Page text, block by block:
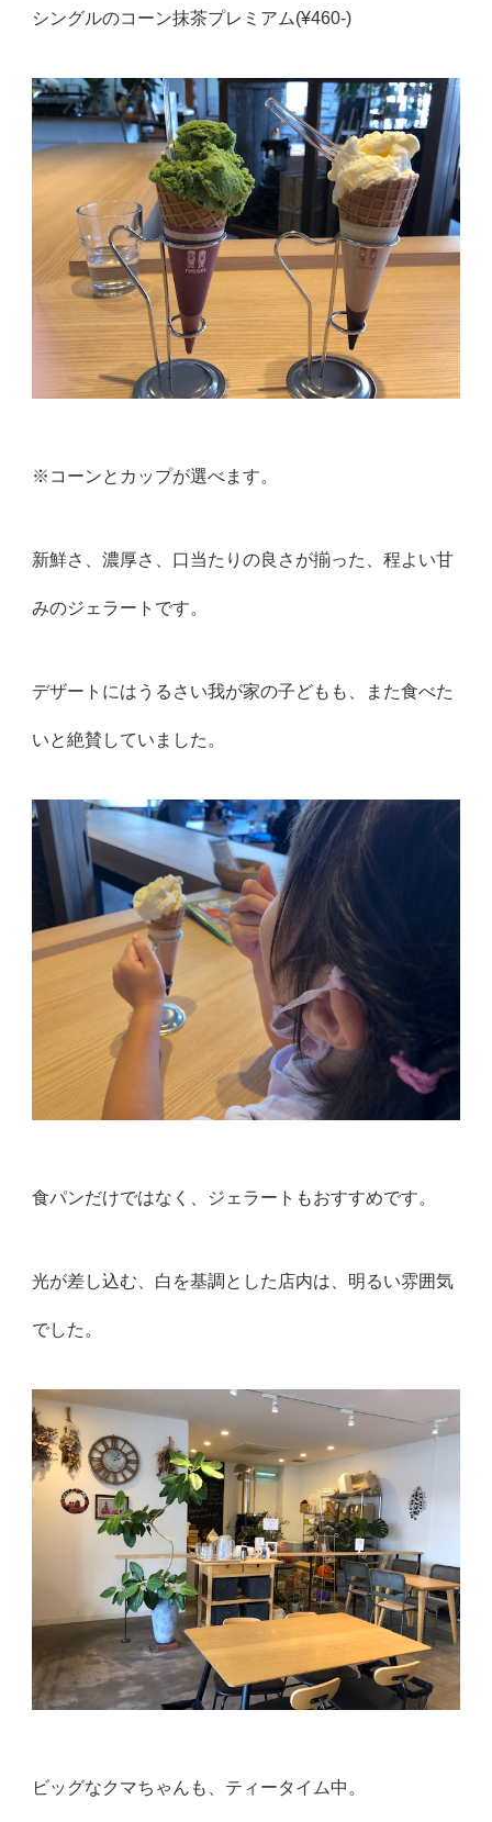
シングルのコーン抹茶プレミアム(¥460-)
※コーンとカップが選べます。
新鮮さ、濃厚さ、口当たりの良さが揃った、程よい甘
みのジェラートです。
デザートにはうるさい我が家の子どもも、また食べた
いと絶賛していました。
食パンだけではなく、ジェラートもおすすめです。
光が差し込む、白を基調とした店内は、明るい雰囲気
でした。
ビッグなクマちゃんも、ティータイム中。